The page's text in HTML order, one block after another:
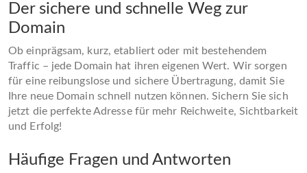
Der sichere und schnelle Weg zur
Domain
Ob einprägsam, kurz, etabliert oder mit bestehendem
Traffic – jede Domain hat ihren eigenen Wert. Wir sorgen
für eine reibungslose und sichere Übertragung, damit Sie
Ihre neue Domain schnell nutzen können. Sichern Sie sich
jetzt die perfekte Adresse für mehr Reichweite, Sichtbarkeit
und Erfolg!
Häufige Fragen und Antworten